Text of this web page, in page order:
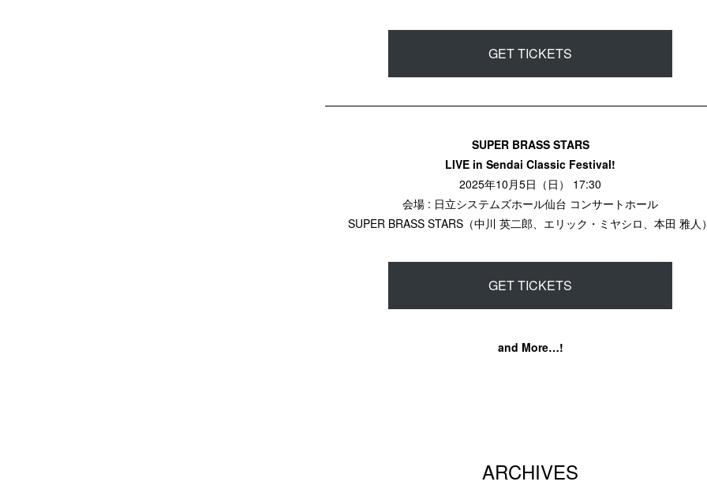
GET TICKETS
SUPER BRASS STARS
LIVE in Sendai Classic Festival!
2025年10月5日（日） 17:30
会場 : 日立システムズホール仙台 コンサートホール
SUPER BRASS STARS（中川 英二郎、エリック・ミヤシロ、本田 雅人
GET TICKETS
and More…!
ARCHIVES